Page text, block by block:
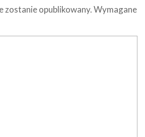
zostanie opublikowany.Wymagane